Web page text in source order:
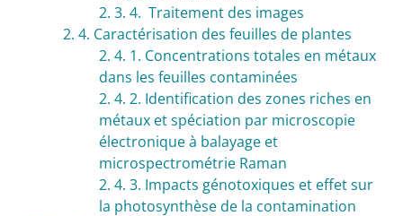
2. 3. 4. Traitement des images
2. 4. Caractérisation des feuilles de plantes
2. 4. 1. Concentrations totales en métaux
dans les feuilles contaminées
2. 4. 2. Identification des zones riches en
métaux et spéciation par microscopie
électronique à balayage et
microspectrométrie Raman
2. 4. 3. Impacts génotoxiques et effet sur
la photosynthèse de la contamination